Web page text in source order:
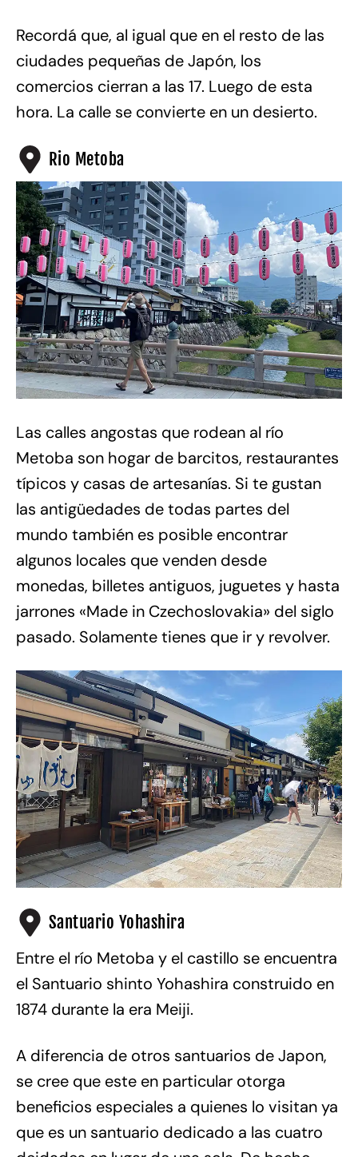
Recordá que, al igual que en el resto de las
ciudades pequeñas de Japón, los
comercios cierran a las 17. Luego de esta
hora. La calle se convierte en un desierto.
Rio Metoba
Las calles angostas que rodean al río
Metoba son hogar de barcitos, restaurantes
típicos y casas de artesanías. Si te gustan
las antigüedades de todas partes del
mundo también es posible encontrar
algunos locales que venden desde
monedas, billetes antiguos, juguetes y hasta
jarrones «Made in Czechoslovakia» del siglo
pasado. Solamente tienes que ir y revolver.
Santuario Yohashira
Entre el río Metoba y el castillo se encuentra
el Santuario shinto Yohashira construido en
1874 durante la era Meiji.
A diferencia de otros santuarios de Japon,
se cree que este en particular otorga
beneficios especiales a quienes lo visitan ya
que es un santuario dedicado a las cuatro